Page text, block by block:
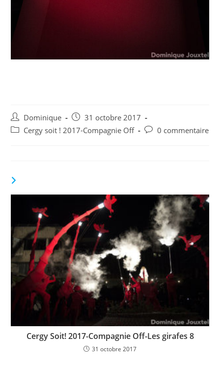
Auteur/autrice
de
Dominique
Publication
publiée :
31 octobre 2017
PostCergy soit ! 2017-Compagnie Off
Commentaires
0 commentaire
Cergy Soit! 2017-Compagnie Off-Les girafes 8
31 octobre 2017